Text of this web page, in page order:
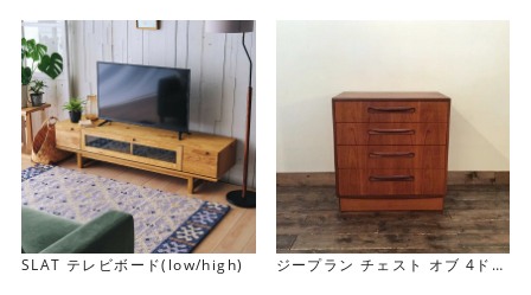
board
SLAT テレビボード(low/high)
ジープラン チェスト オブ 4ドロ